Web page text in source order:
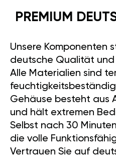
PREMIUM
Unsere Komponenten
deutsche Qualität und
Alle Materialien sind
Gehäuse besteht aus
und hält extremen
Selbst nach 30
die volle
Vertrauen Sie auf